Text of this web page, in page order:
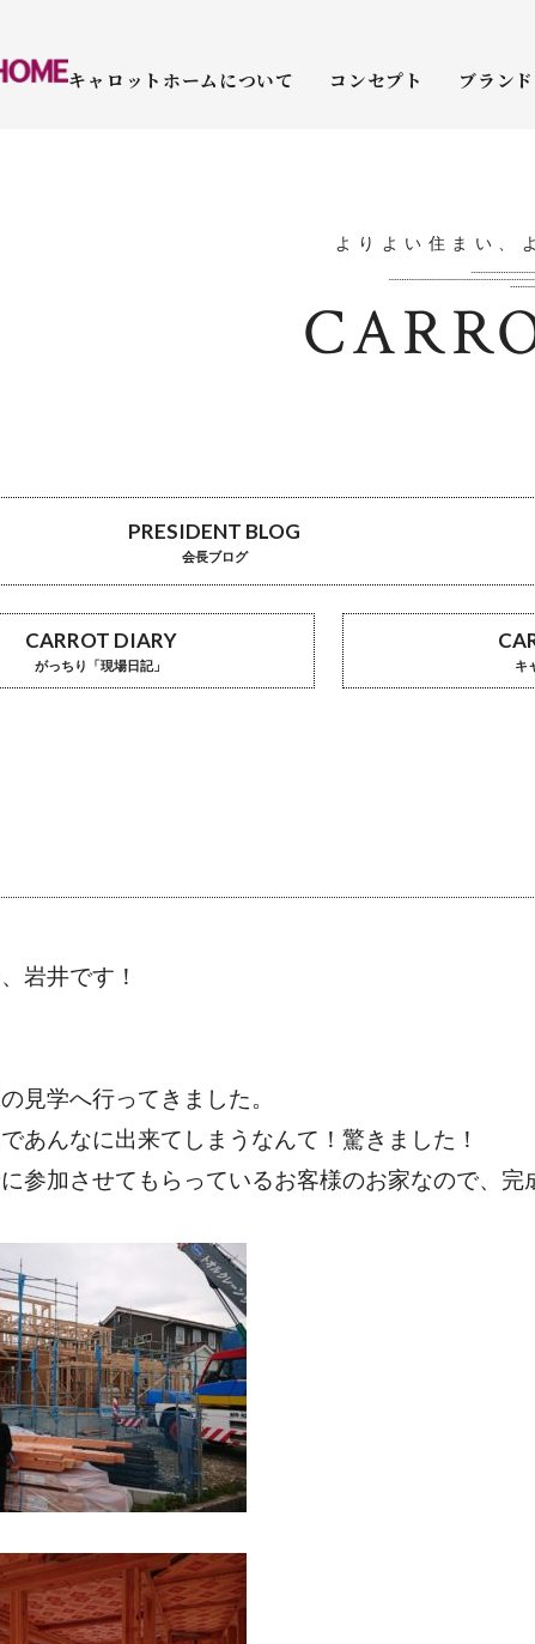
キャロットホームについて コンセプト ブランド
平屋
よりよい住まい、
PRESIDENT BLOG
会長ブログ
CARROT DIARY
がっちり「現場日記」 キ
岩井です！
見学へ行ってきました。
あんなに出来てしまうなんて！驚きました！
参加させてもらっているお客様のお家なので、完